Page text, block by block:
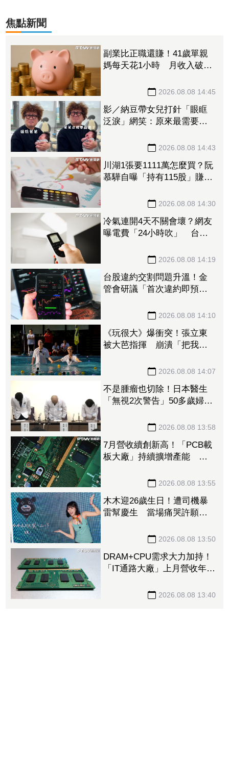
焦點新聞
副業比正職還賺！41歲單親
媽每天花1小時 月收入破百
2026.08.08 14:45
影／納豆帶女兒打針「眼眶
泛淚」網笑：原來最需要安
2026.08.08 14:43
川湖1張要1111萬怎麼買？阮
慕驊自曝「持有115股」賺近
2026.08.08 14:30
冷氣連開4天不關會壞？網友
曝電費「24小時吹」 台電
2026.08.08 14:19
台股違約交割問題升溫！金
管會研議「首次違約即預收
2026.08.08 14:10
《玩很大》爆衝突！張立東
被大芭指揮 崩潰「把我當
2026.08.08 14:07
不是腫瘤也切除！日本醫生
「無視2次警告」50多歲婦四
2026.08.08 13:58
7月營收續創新高！「PCB載
板大廠」持續擴增產能 高
2026.08.08 13:55
木木迎26歲生日！遭司機暴
雷幫慶生 當場痛哭許願
2026.08.08 13:50
DRAM+CPU需求大力加持！
「IT通路大廠」上月營收年增
2026.08.08 13:40